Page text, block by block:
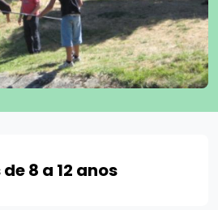
8 a 12 anos